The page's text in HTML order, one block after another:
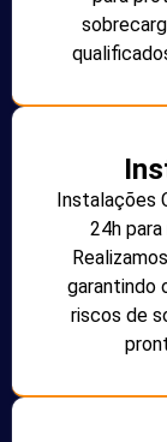
Instalações
24h
garantindo
riscos de